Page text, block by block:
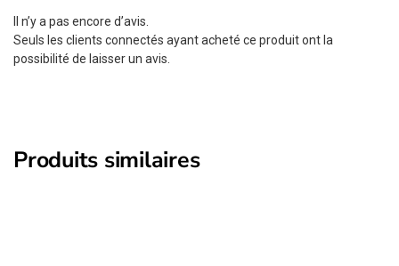
Il n’y a pas encore d’avis.
Seuls les clients connectés ayant acheté ce produit ont la
possibilité de laisser un avis.
Produits similaires